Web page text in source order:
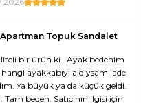
Apartman Topuk Sandalet
bir ürün ki.. Ayak bedenim
ayakkabıyı aldıysam iade
Ya büyük ya da küçük geldi.
beden. Satıcının ilgisi için